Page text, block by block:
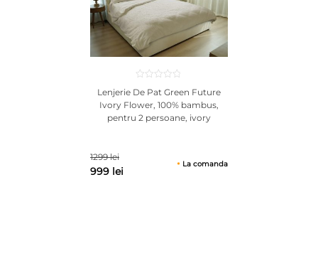
Lenjerie De Pat Green Future
Ivory Flower, 100% bambus,
pentru 2 persoane, ivory
1299 lei
999 lei
La comanda